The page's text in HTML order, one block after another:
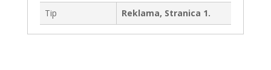
Tip Reklama, Stranica 1.